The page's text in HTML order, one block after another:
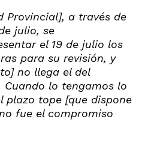
Provincial], a través de
julio, se
el 19 de julio los
para su revisión, y
no llega el del
Cuando lo tengamos lo
plazo tope [que dispone
fue el compromiso